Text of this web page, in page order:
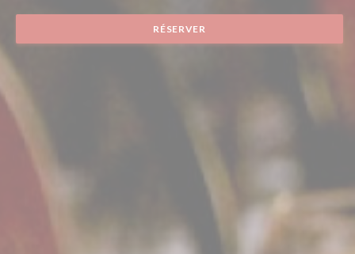
RÉSERVER